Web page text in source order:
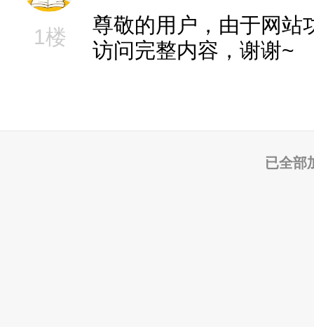
1楼
尊敬的用户，由于网站
访问完整内容，谢谢~
已全部